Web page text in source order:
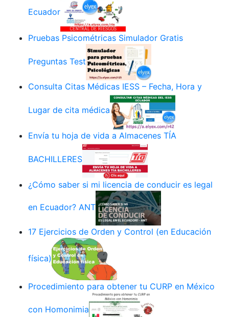
Ecuador
Pruebas Psicométricas Simulador Gratis
Preguntas Test
Consulta Citas Médicas IESS – Fecha, Hora y
Lugar de cita médica
Envía tu hoja de vida a Almacenes TÍA
BACHILLERES
¿Cómo saber si mi licencia de conducir es legal
en Ecuador? ANT
17 Ejercicios de Orden y Control (en Educación
física)
Procedimiento para obtener tu CURP en México
con Homonimia